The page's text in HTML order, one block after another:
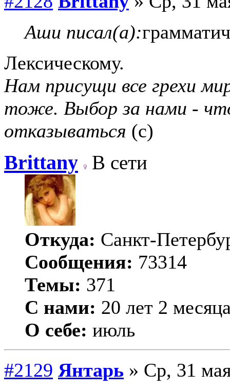
Аши писал(а):
Лексическому.
Нам присущи все грехи
тоже. Выбор за нами -
отказываться (с)
Brittany В сети
Откуда: Санкт-
Сообщения: 73314
Темы: 371
С нами: 20 лет 2
О себе: июль
#2129 Янтарь » Ср, 31